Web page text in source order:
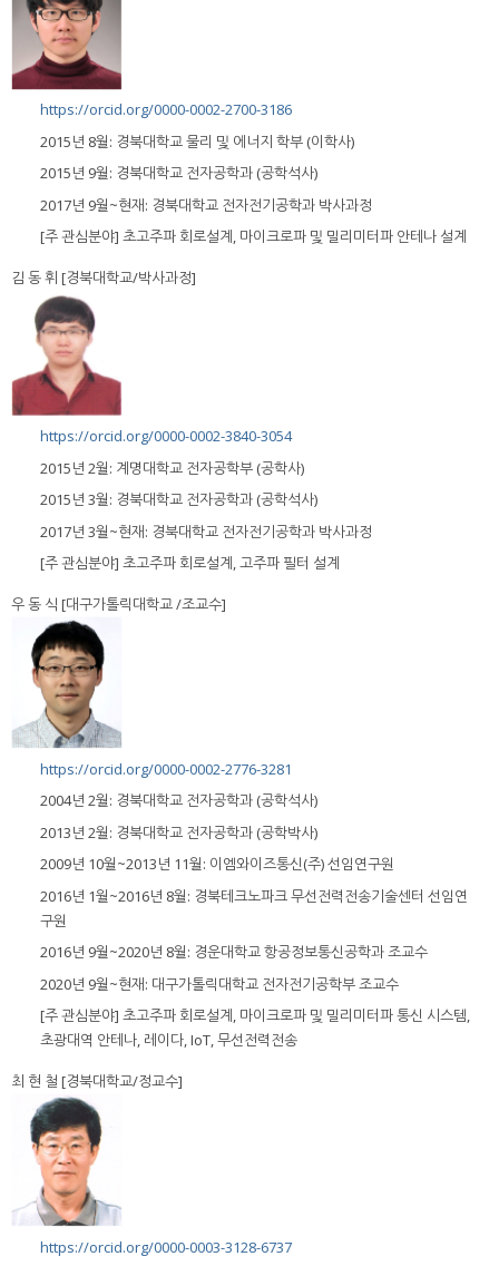
https://orcid.org/0000-0002-2700-3186
2015년 8월: 경북대학교 물리 및 에너지 학부 (이학사)
2015년 9월: 경북대학교 전자공학과 (공학석사)
2017년 9월~현재: 경북대학교 전자전기공학과 박사과정
[주 관심분야] 초고주파 회로설계, 마이크로파 및 밀리미터파 안테나 설계
김 동 휘 [경북대학교/박사과정]
https://orcid.org/0000-0002-3840-3054
2015년 2월: 계명대학교 전자공학부 (공학사)
2015년 3월: 경북대학교 전자공학과 (공학석사)
2017년 3월~현재: 경북대학교 전자전기공학과 박사과정
[주 관심분야] 초고주파 회로설계, 고주파 필터 설계
우 동 식 [대구가톨릭대학교 /조교수]
https://orcid.org/0000-0002-2776-3281
2004년 2월: 경북대학교 전자공학과 (공학석사)
2013년 2월: 경북대학교 전자공학과 (공학박사)
2009년 10월~2013년 11월: 이엠와이즈통신(주) 선임연구원
2016년 1월~2016년 8월: 경북테크노파크 무선전력전송기술센터 선임연
구원
2016년 9월~2020년 8월: 경운대학교 항공정보통신공학과 조교수
2020년 9월~현재: 대구가톨릭대학교 전자전기공학부 조교수
[주 관심분야] 초고주파 회로설계, 마이크로파 및 밀리미터파 통신 시스템,
초광대역 안테나, 레이다, IoT, 무선전력전송
최 현 철 [경북대학교/정교수]
https://orcid.org/0000-0003-3128-6737